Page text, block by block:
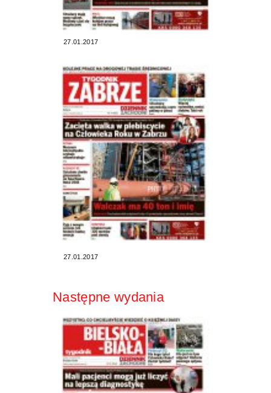
27.01.2017
27.01.2017
Następne wydania